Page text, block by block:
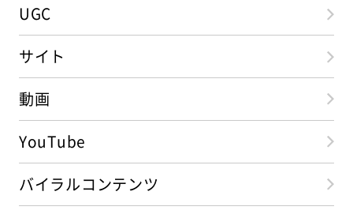
UGC
サイト
動画
YouTube
バイラルコンテンツ